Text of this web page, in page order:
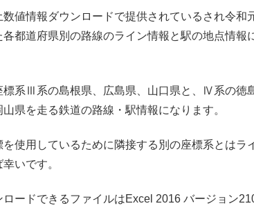
数値情報ダウンロードで提供されているされ令
都道府県別の路線のライン情報と駅の地点情報
標系Ⅲ系の島根県、広島県、山口県と、Ⅳ系の徳
県を走る鉄道の路線・駅情報になります。
を使用しているために隣接する別の座標系とは
いです。
ードできるファイルはExcel 2016 バージョン